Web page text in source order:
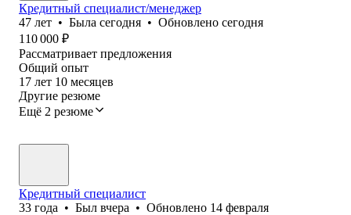
Кредитный специалист/менеджер
47 лет • Была сегодня • Обновлено сегодня
110 000 ₽
Рассматривает предложения
Общий опыт
17 лет 10 месяцев
Другие резюме
Ещё 2 резюме
Кредитный специалист
33 года • Был вчера • Обновлено 14 февраля